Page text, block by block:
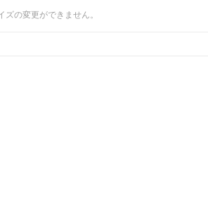
の変更ができません。